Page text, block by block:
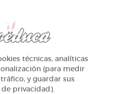
técnicas, analíticas
(para medir
y guardar sus
privacidad).